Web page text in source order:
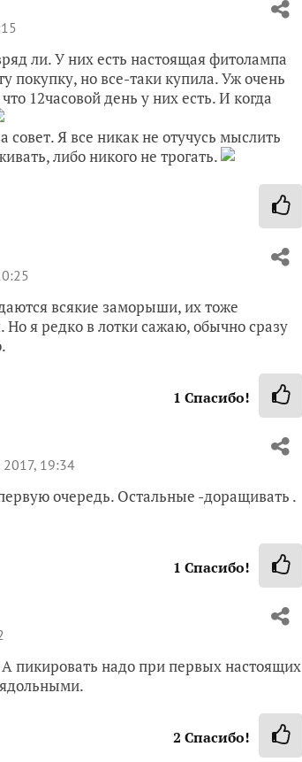
ли. У них есть настоящая фитолампа
покупку, но все-таки купила. Уж очень
12часовой день у них есть. И когда
Я все никак не отучусь мыслить
либо никого не трогать.
всякие заморыши, их тоже
я редко в лотки сажаю, обычно сразу
1 Спасибо!
2017, 19:34
очередь. Остальные -доращивать .
1 Спасибо!
пикировать надо при первых настоящих
2 Спасибо!